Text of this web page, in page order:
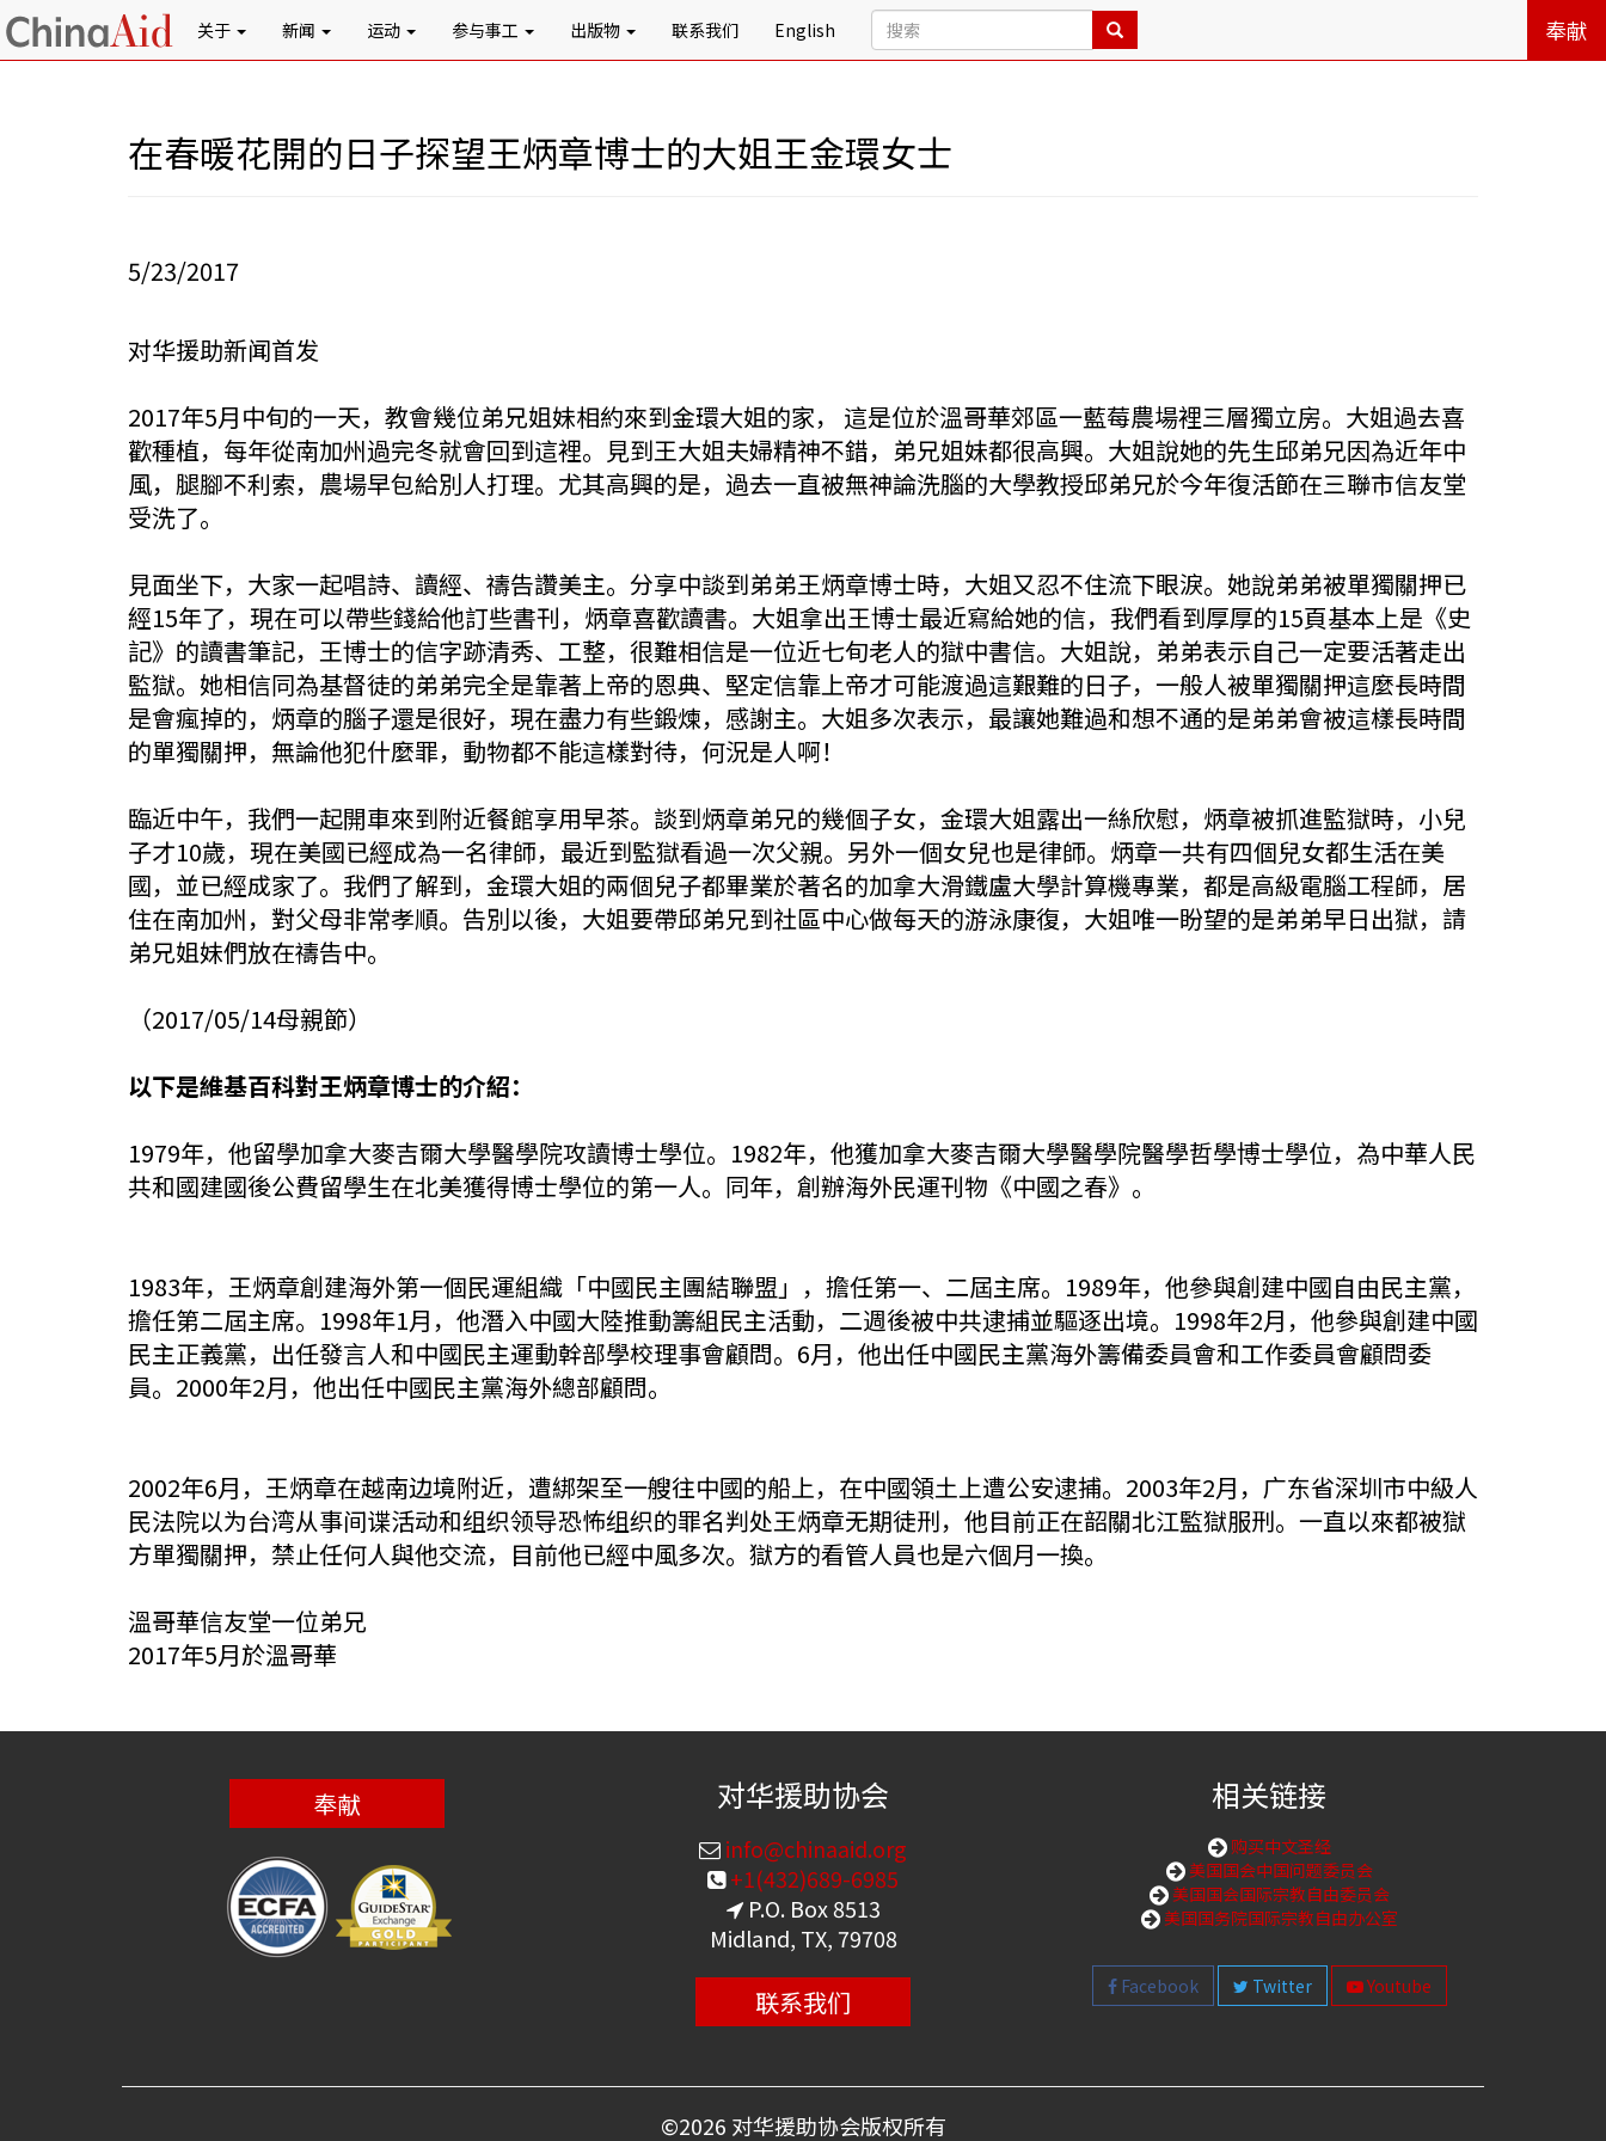
关于 新闻 运动 参与事工 出版物 联系我们 English 奉献
在春暖花開的日子探望王炳章博士的大姐王金環女士
5/23/2017
对华援助新闻首发
2017年5月中旬的一天，教會幾位弟兄姐妹相約來到金環大姐的家， 這是位於溫哥華郊區一藍莓農場裡三層獨立房。大姐過去喜
歡種植，每年從南加州過完冬就會回到這裡。見到王大姐夫婦精神不錯，弟兄姐妹都很高興。大姐說她的先生邱弟兄因為近年中
風，腿腳不利索，農場早包給別人打理。尤其高興的是，過去一直被無神論洗腦的大學教授邱弟兄於今年復活節在三聯市信友堂
受洗了。
見面坐下，大家一起唱詩、讀經、禱告讚美主。分享中談到弟弟王炳章博士時，大姐又忍不住流下眼淚。她說弟弟被單獨關押已
經15年了，現在可以帶些錢給他訂些書刊，炳章喜歡讀書。大姐拿出王博士最近寫給她的信，我們看到厚厚的15頁基本上是《史
記》的讀書筆記，王博士的信字跡清秀、工整，很難相信是一位近七旬老人的獄中書信。大姐說，弟弟表示自己一定要活著走出
監獄。她相信同為基督徒的弟弟完全是靠著上帝的恩典、堅定信靠上帝才可能渡過這艱難的日子，一般人被單獨關押這麼長時間
是會瘋掉的，炳章的腦子還是很好，現在盡力有些鍛煉，感謝主。大姐多次表示，最讓她難過和想不通的是弟弟會被這樣長時間
的單獨關押，無論他犯什麼罪，動物都不能這樣對待，何況是人啊！
臨近中午，我們一起開車來到附近餐館享用早茶。談到炳章弟兄的幾個子女，金環大姐露出一絲欣慰，炳章被抓進監獄時，小兒
子才10歲，現在美國已經成為一名律師，最近到監獄看過一次父親。另外一個女兒也是律師。炳章一共有四個兒女都生活在美
國，並已經成家了。我們了解到，金環大姐的兩個兒子都畢業於著名的加拿大滑鐵盧大學計算機專業，都是高級電腦工程師，居
住在南加州，對父母非常孝順。告別以後，大姐要帶邱弟兄到社區中心做每天的游泳康復，大姐唯一盼望的是弟弟早日出獄，請
弟兄姐妹們放在禱告中。
（2017/05/14母親節）
以下是維基百科對王炳章博士的介紹：
1979年，他留學加拿大麥吉爾大學醫學院攻讀博士學位。1982年，他獲加拿大麥吉爾大學醫學院醫學哲學博士學位，為中華人民
共和國建國後公費留學生在北美獲得博士學位的第一人。同年，創辦海外民運刊物《中國之春》。
1983年，王炳章創建海外第一個民運組織「中國民主團結聯盟」，擔任第一、二屆主席。1989年，他參與創建中國自由民主黨，
擔任第二屆主席。1998年1月，他潛入中國大陸推動籌組民主活動，二週後被中共逮捕並驅逐出境。1998年2月，他參與創建中國
民主正義黨，出任發言人和中國民主運動幹部學校理事會顧問。6月，他出任中國民主黨海外籌備委員會和工作委員會顧問委
員。2000年2月，他出任中國民主黨海外總部顧問。
2002年6月，王炳章在越南边境附近，遭綁架至一艘往中國的船上，在中國領土上遭公安逮捕。2003年2月，广东省深圳市中級人
民法院以为台湾从事间谍活动和组织领导恐怖组织的罪名判处王炳章无期徒刑，他目前正在韶關北江監獄服刑。一直以來都被獄
方單獨關押，禁止任何人與他交流，目前他已經中風多次。獄方的看管人員也是六個月一換。
溫哥華信友堂一位弟兄
2017年5月於溫哥華
奉献 对华援助协会
info@chinaaid.org
+1(432)689-6985
P.O. Box 8513
Midland, TX, 79708
联系我们
相关链接
购买中文圣经
美国国会中国问题委员会
美国国会国际宗教自由委员会
美国国务院国际宗教自由办公室
Facebook Twitter Youtube
©2026 对华援助协会版权所有